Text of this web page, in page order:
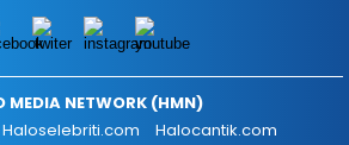
MEDIA NETWORK (HMN)
Haloselebriti.com
Halocantik.com